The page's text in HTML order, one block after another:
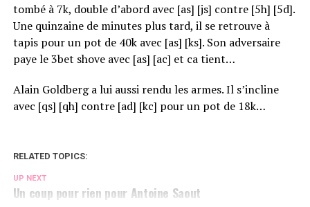
tombé à 7k, double d’abord avec [as] [js] contre [5h] [5d].
Une quinzaine de minutes plus tard, il se retrouve à
tapis pour un pot de 40k avec [as] [ks]. Son adversaire
paye le 3bet shove avec [as] [ac] et ca tient…
Alain Goldberg a lui aussi rendu les armes. Il s’incline
avec [qs] [qh] contre [ad] [kc] pour un pot de 18k…
RELATED TOPICS:
UP NEXT
Un coup pour rien pour Antoine Saout